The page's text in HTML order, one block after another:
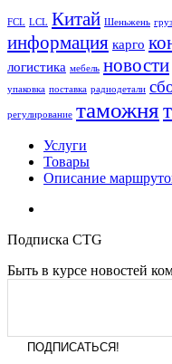
FCL LCL Китай Шеньжень
информация карго
логистика мебель новости
упаковка поставка радиодетали
регулирование таможня
Услуги
Товары
Описание
Подписка CTG
Быть в курсе новостей